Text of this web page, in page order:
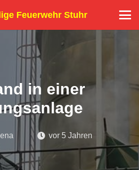
Feuerwehr Stuhr
in einer
vor 5 Jahren